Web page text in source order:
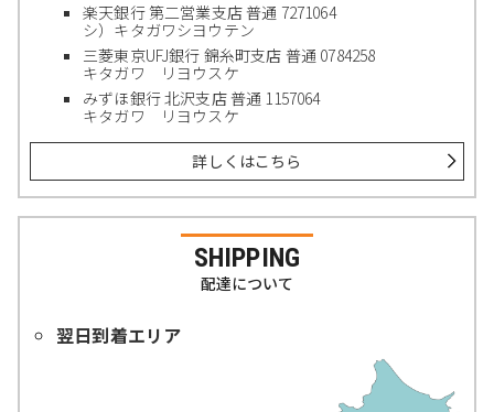
楽天銀行 第二営業支店 普通 7271064
シ）キタガワシヨウテン
三菱東京UFJ銀行 錦糸町支店 普通 0784258
キタガワ リヨウスケ
みずほ銀行 北沢支店 普通 1157064
キタガワ リヨウスケ
詳しくはこちら
SHIPPING
配達について
翌日到着エリア